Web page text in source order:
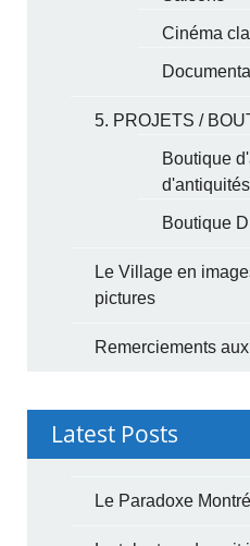
Cinéma
5. PROJETS /
Boutique
d'antiquités
Boutique
Le Village en
pictures
Remerciements
Latest Posts
Le Paradoxe